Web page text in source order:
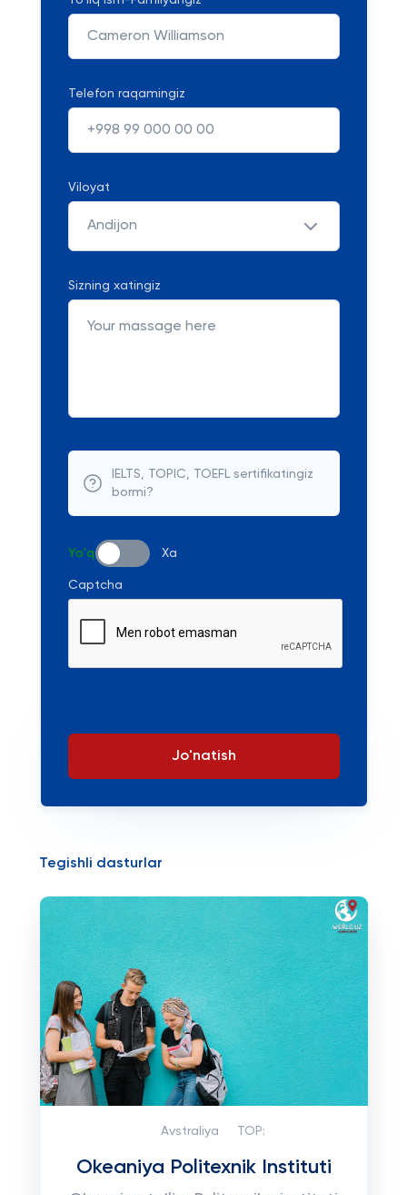
Telefon raqamingiz
Viloyat
Andijon
Sizning xatingiz
IELTS, TOPIC, TOEFL sertifikatingiz
bormi?
Yo'q Xa
Captcha
Jo'natish
Tegishli dasturlar
Avstraliya TOP:
Okeaniya Politexnik Instituti